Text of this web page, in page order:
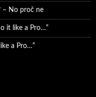
– No proč ne
it like a Pro…“
a Pro…“